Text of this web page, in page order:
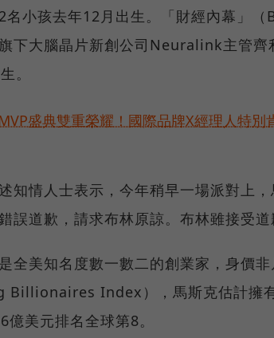
名小孩去年12月出生。「財經內幕」
下大腦晶片新創公司Neuralink主管
。
盛典雙重榮耀！國際品牌X經理人特
知情人士表示，今年稍早一場派對上
誤道歉，請求布林原諒。布林雖接受道
全美知名度數一數二的創業家，身價
Billionaires Index），馬斯克估計擁
美元排名全球第8。